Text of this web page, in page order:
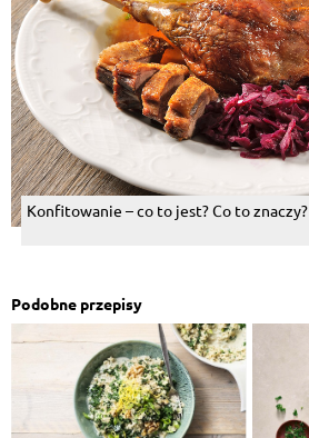
Konfitowanie – co to jest? Co to znaczy?
Podobne przepisy